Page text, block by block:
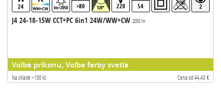
24 lm>2050 >80 120° 220 54 2
J4 24-18-15W CCT+PC 6in1 24W/WW+CW 2050 lm
Voľba príkonu, Voľba farby svetla
Na sklade >100 ks Cena od 44,43 €